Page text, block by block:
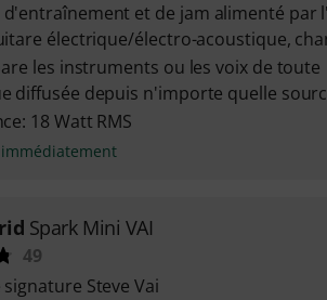
d'entraînement et de jam alimenté par
électrique/électro-acoustique,
les instruments ou les voix de toute
diffusée depuis n'importe quelle
18 Watt RMS
Spark Mini VAI
49
Steve Vai